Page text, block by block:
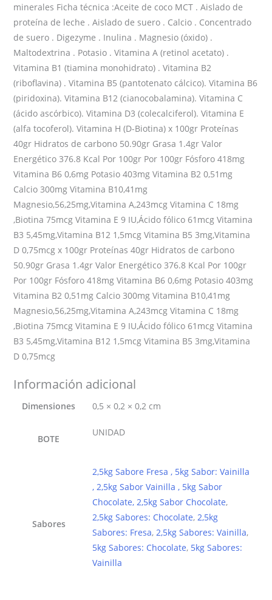
minerales Ficha técnica :Aceite de coco MCT . Aislado de
proteína de leche . Aislado de suero . Calcio . Concentrado
de suero . Digezyme . Inulina . Magnesio (óxido) .
Maltodextrina . Potasio . Vitamina A (retinol acetato) .
Vitamina B1 (tiamina monohidrato) . Vitamina B2
(riboflavina) . Vitamina B5 (pantotenato cálcico). Vitamina B6
(piridoxina). Vitamina B12 (cianocobalamina). Vitamina C
(ácido ascórbico). Vitamina D3 (colecalciferol). Vitamina E
(alfa tocoferol). Vitamina H (D-Biotina) x 100gr Proteínas
40gr Hidratos de carbono 50.90gr Grasa 1.4gr Valor
Energético 376.8 Kcal Por 100gr Por 100gr Fósforo 418mg
Vitamina B6 0,6mg Potasio 403mg Vitamina B2 0,51mg
Calcio 300mg Vitamina B10,41mg
Magnesio,56,25mg,Vitamina A,243mcg Vitamina C 18mg
,Biotina 75mcg Vitamina E 9 IU,Ácido fólico 61mcg Vitamina
B3 5,45mg,Vitamina B12 1,5mcg Vitamina B5 3mg,Vitamina
D 0,75mcg x 100gr Proteínas 40gr Hidratos de carbono
50.90gr Grasa 1.4gr Valor Energético 376.8 Kcal Por 100gr
Por 100gr Fósforo 418mg Vitamina B6 0,6mg Potasio 403mg
Vitamina B2 0,51mg Calcio 300mg Vitamina B10,41mg
Magnesio,56,25mg,Vitamina A,243mcg Vitamina C 18mg
,Biotina 75mcg Vitamina E 9 IU,Ácido fólico 61mcg Vitamina
B3 5,45mg,Vitamina B12 1,5mcg Vitamina B5 3mg,Vitamina
D 0,75mcg
Información adicional
Dimensiones 0,5 × 0,2 × 0,2 cm
BOTE
UNIDAD
Sabores
2,5kg Sabore Fresa , 5kg Sabor: Vainilla
, 2,5kg Sabor Vainilla , 5kg Sabor
Chocolate, 2,5kg Sabor Chocolate,
2,5kg Sabores: Chocolate,2,5kg
Sabores: Fresa,2,5kg Sabores: Vainilla,
5kg Sabores: Chocolate, 5kg Sabores:
Vainilla